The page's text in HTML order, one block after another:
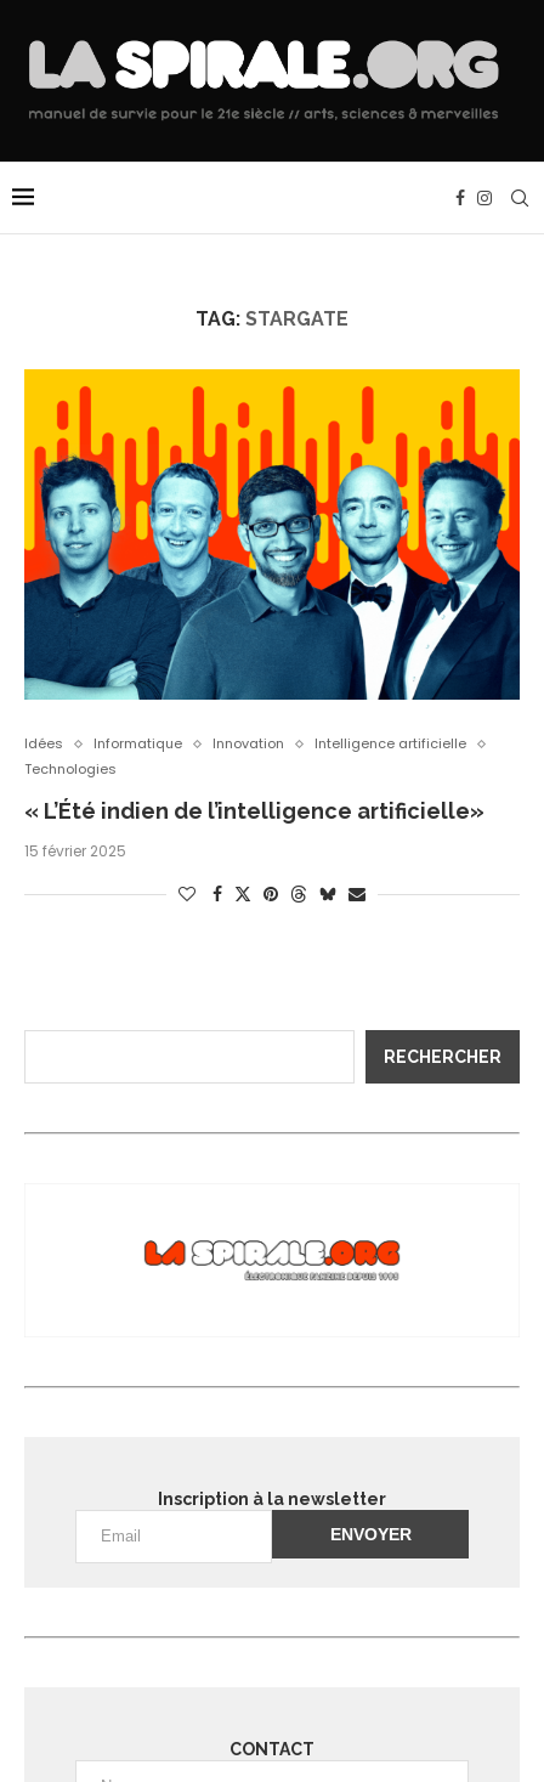
TAG: STARGATE
Idées Informatique Innovation
Intelligence artificielle
Technologies
« L’Été indien de l’intelligence artificielle»
15 février 2025
RECHERCHER
Inscription à la newsletter
CONTACT